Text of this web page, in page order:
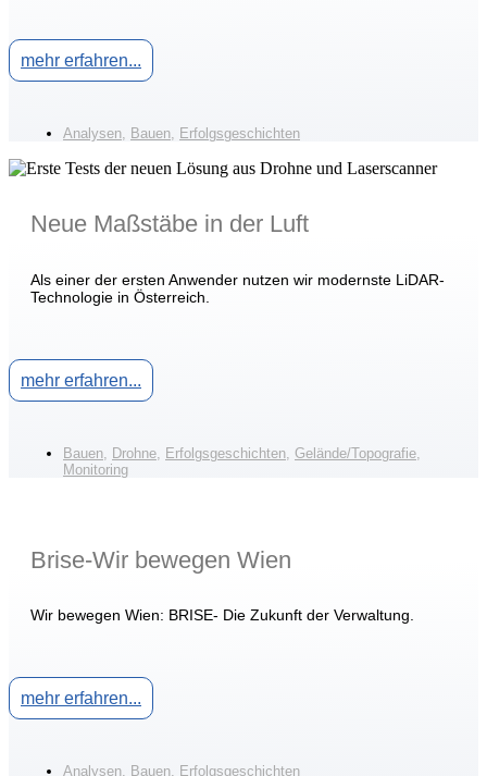
mehr erfahren...
Analysen, Bauen, Erfolgsgeschichten
Neue Maßstäbe in der Luft
Als einer der ersten Anwender nutzen wir modernste LiDAR-
Technologie in Österreich.
mehr erfahren...
Bauen Drohne Erfolgsgeschichten Gelände/Topografie
Monitoring
Brise-Wir bewegen Wien
Wir bewegen Wien: BRISE- Die Zukunft der Verwaltung.
mehr erfahren...
Analysen, Bauen, Erfolgsgeschichten